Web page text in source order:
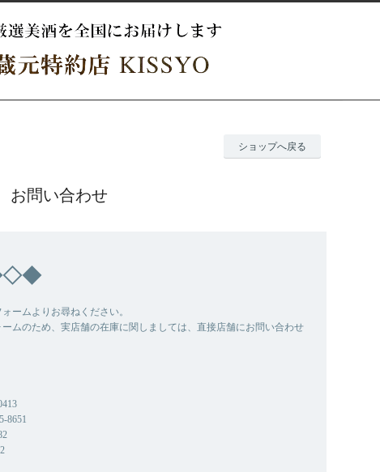
ショップへ戻る
お問い合わせ
ームよりお尋ねください。
ムのため、実店舗の在庫に関しましては、直接店舗にお問い合わせ
8651